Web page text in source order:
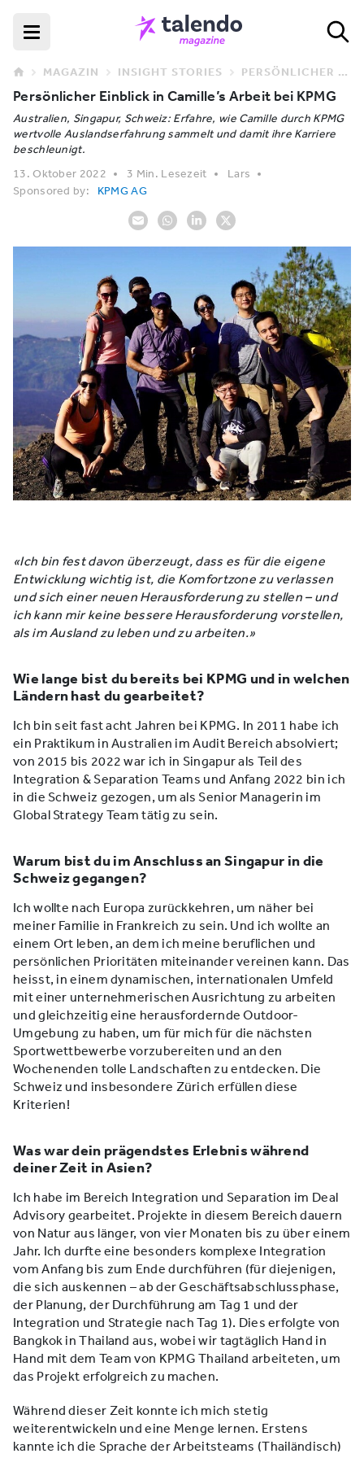
MAGAZIN INSIGHT STORIES PERSÖNLICHER EINBLICK IN CAMILLE’S ARBEIT BEI KPMG
Persönlicher Einblick in Camille’s Arbeit bei KPMG
Australien, Singapur, Schweiz: Erfahre, wie Camille durch KPMG
wertvolle Auslandserfahrung sammelt und damit ihre Karriere
beschleunigt.
13. Oktober 2022
3 Min. Lesezeit
Lars
Sponsored by: KPMG AG
«Ich bin fest davon überzeugt, dass es für die eigene
Entwicklung wichtig ist, die Komfortzone zu verlassen
und sich einer neuen Herausforderung zu stellen – und
ich kann mir keine bessere Herausforderung vorstellen,
als im Ausland zu leben und zu arbeiten.»
Wie lange bist du bereits bei KPMG und in welchen
Ländern hast du gearbeitet?
Ich bin seit fast acht Jahren bei KPMG. In 2011 habe ich
ein Praktikum in Australien im Audit Bereich absolviert;
von 2015 bis 2022 war ich in Singapur als Teil des
Integration & Separation Teams und Anfang 2022 bin ich
in die Schweiz gezogen, um als Senior Managerin im
Global Strategy Team tätig zu sein.
Warum bist du im Anschluss an Singapur in die
Schweiz gegangen?
Ich wollte nach Europa zurückkehren, um näher bei
meiner Familie in Frankreich zu sein. Und ich wollte an
einem Ort leben, an dem ich meine beruflichen und
persönlichen Prioritäten miteinander vereinen kann. Das
heisst, in einem dynamischen, internationalen Umfeld
mit einer unternehmerischen Ausrichtung zu arbeiten
und gleichzeitig eine herausfordernde Outdoor-
Umgebung zu haben, um für mich für die nächsten
Sportwettbewerbe vorzubereiten und an den
Wochenenden tolle Landschaften zu entdecken. Die
Schweiz und insbesondere Zürich erfüllen diese
Kriterien!
Was war dein prägendstes Erlebnis während
deiner Zeit in Asien?
Ich habe im Bereich Integration und Separation im Deal
Advisory gearbeitet. Projekte in diesem Bereich dauern
von Natur aus länger, von vier Monaten bis zu über einem
Jahr. Ich durfte eine besonders komplexe Integration
vom Anfang bis zum Ende durchführen (für diejenigen,
die sich auskennen – ab der Geschäftsabschlussphase,
der Planung, der Durchführung am Tag 1 und der
Integration und Strategie nach Tag 1). Dies erfolgte von
Bangkok in Thailand aus, wobei wir tagtäglich Hand in
Hand mit dem Team von KPMG Thailand arbeiteten, um
das Projekt erfolgreich zu machen.
Während dieser Zeit konnte ich mich stetig
weiterentwickeln und eine Menge lernen. Erstens
kannte ich die Sprache der Arbeitsteams (Thailändisch)